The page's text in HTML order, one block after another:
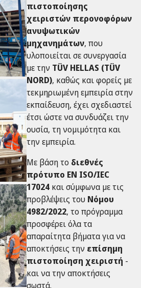
πιστοποίησης
χειριστών περονοφόρων
ανυψωτικών
μηχανημάτων, που
υλοποιείται σε συνεργασία
με την TÜV HELLAS (TÜV
NORD), καθώς και φορείς με
τεκμηριωμένη εμπειρία στην
εκπαίδευση, έχει σχεδιαστεί
έτσι ώστε να συνδυάζει την
ουσία, τη νομιμότητα και
την εμπειρία.
Με βάση το διεθνές
πρότυπο EN ISO/IEC
17024 και σύμφωνα με τις
προβλέψεις του Νόμου
4982/2022, το πρόγραμμα
προσφέρει όλα τα
απαραίτητα βήματα για να
αποκτήσεις την επίσημη
πιστοποίηση χειριστή -
και να την αποκτήσεις
σωστά.